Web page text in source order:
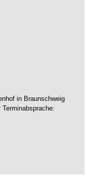
in Braunschweig